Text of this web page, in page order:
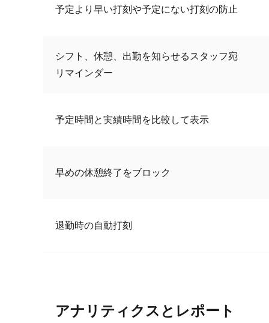
予定より早い打刻や予定にない打刻の防止
シフト、休憩、出勤を知らせるスタッフ宛
リマインダー
予定時間と実績時間を比較して表示
早めの休憩終了をブロック
退勤時の自動打刻
アナリティクスとレポート